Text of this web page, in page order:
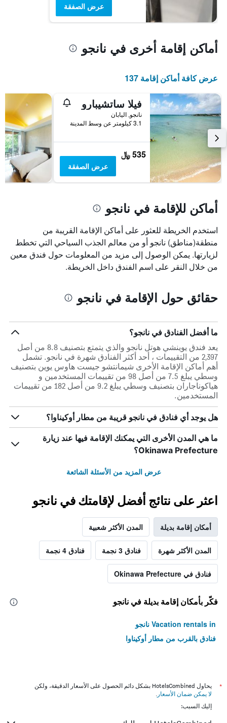
عرض الصفقة
أماكن إقامة أخرى في نانجو
عرض كافة أماكن إقامة 137
فيلا ساتشيبارو
نانجو, اليابان
3.1 كيلومتر عن وسط المدينة
535 ﷼
عرض الصفقة
أماكن للإقامة في نانجو
استخدم الخريطة للعثور على أماكن الإقامة القريبة من
منطقة(مناطق) نانجو أو من معالم الجذب السياحي التي تخطط
لزيارتها. يمكن الوصول إلى مزيد من المعلومات حول فندق معين
من خلال النقر على اسم الفندق داخل الخريطة.
حقائق حول الإقامة في نانجو
ما أفضل الفنادق في نانجو؟
يعد فندق يوينشي هوتل نانجو والذي يتمتع بتصنيف 8.8 من أصل
2,397 من التقييمات ، أحد أكثر الفنادق شهرة في نانجو. تشمل
أهم أماكن الإقامة الأخرى شيمانتشو جيست هاوس يوين بتصنيف
وسطي يبلغ 7.5 من أصل 98 من تقييمات المستخدمين و
هياكوناجاران بتصنيف وسطي يبلغ 9.2 من أصل 182 من تقييمات
المستخدمين.
هل يوجد أي فنادق في نانجو قريبة من مطار أوكيناوا؟
ما هي المدن الأخرى التي يمكنك الإقامة فيها عند زيارة
Okinawa Prefecture؟
عرض المزيد من الأسئلة الشائعة
اعثر على نتائج أفضل لإقامتك في نانجو
أمكان إقامة بديلة المدن الأكثر شعبية
المدن الأكثر شهرة فنادق 3 نجمة فنادق 4 نجمة
فنادق في Okinawa Prefecture
فكّر بأمكان إقامة بديلة في نانجو
Vacation rentals in نانجو
فنادق بالقرب من مطار أوكيناوا
*
يحاول HotelsCombined بشكل دائم الحصول على الأسعار الدقيقة، ولكن
لا يمكن ضمان الأسعار .
إليك السبب: